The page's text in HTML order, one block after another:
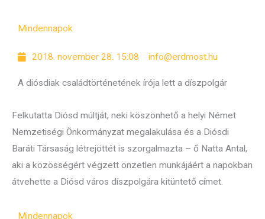
Mindennapok
2018. november 28. 15:08 info@erdmost.hu
A diósdiak családtörténetének írója lett a díszpolgár
Felkutatta Diósd múltját, neki köszönhető a helyi Német
Nemzetiségi Önkormányzat megalakulása és a Diósdi
Baráti Társaság létrejöttét is szorgalmazta – ő Natta Antal,
aki a közösségért végzett önzetlen munkájáért a napokban
átvehette a Diósd város díszpolgára kitüntető címet.
Mindennapok